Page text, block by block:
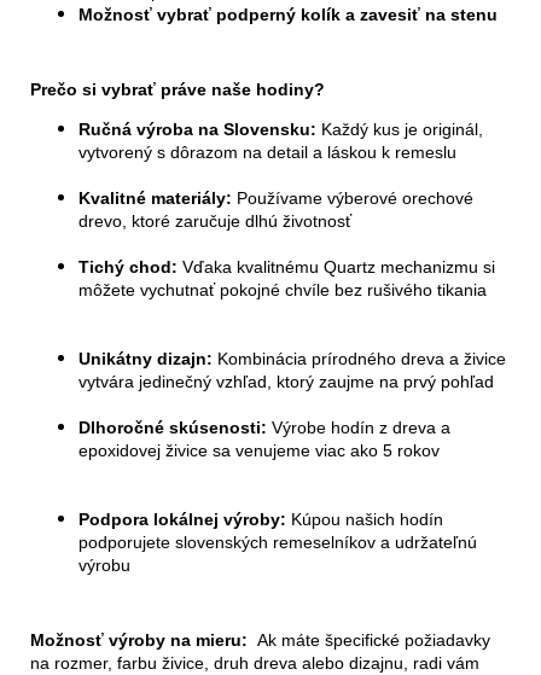
Možnosť vybrať podperný kolík a zavesiť na stenu
Prečo si vybrať práve naše hodiny?
Ručná výroba na Slovensku: Každý kus je originál,
vytvorený s dôrazom na detail a láskou k remeslu
Kvalitné materiály: Používame výberové orechové
drevo, ktoré zaručuje dlhú životnosť
Tichý chod: Vďaka kvalitnému Quartz mechanizmu si
môžete vychutnať pokojné chvíle bez rušivého tikania
Unikátny dizajn: Kombinácia prírodného dreva a živice
vytvára jedinečný vzhľad, ktorý zaujme na prvý pohľad
Dlhoročné skúsenosti: Výrobe hodín z dreva a
epoxidovej živice sa venujeme viac ako 5 rokov
Podpora lokálnej výroby: Kúpou našich hodín
podporujete slovenských remeselníkov a udržateľnú
výrobu
Možnosť výroby na mieru: Ak máte špecifické požiadavky
na rozmer, farbu živice, druh dreva alebo dizajnu, radi vám